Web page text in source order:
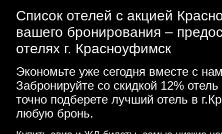
Список отелей с акцией
вашего бронирования –
отелях г. Красноуфимск
Экономьте уже сегодня вместе с
Забронируйте со скидкой 12%
точно подберете лучший отель в
любую бронь.